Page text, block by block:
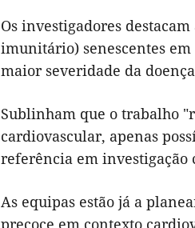
Os investigadores
imunitário) senescentes em
maior severidade da
Sublinham que o trabalho
cardiovascular, apenas
referência em
As equipas estão já a